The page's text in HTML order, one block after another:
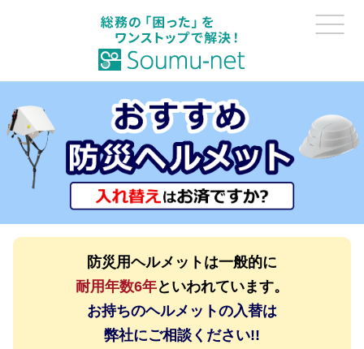
防災用ヘルメットは一般的に
耐用年数6年といわれています。
お持ちのヘルメットの入替は
弊社にご相談ください!!